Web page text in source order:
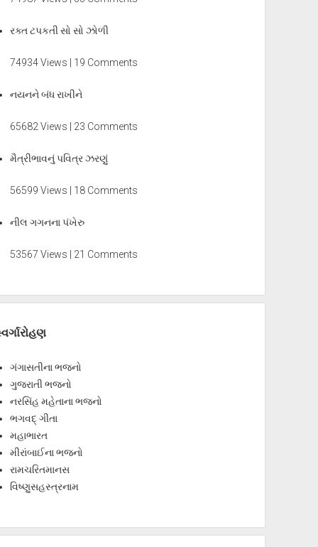
રક્ત ટપકતી સો સો ઝોળી
74934 Views | 19 Comments
નયનને બંધ રાખીને
65682 Views | 23 Comments
મૈત્રીભાવનું પવિત્ર ઝરણું
56599 Views | 18 Comments
નીલ ગગનના પંખેરુ
53567 Views | 21 Comments
ગંગાસતીના ભજનો
ગુજરાતી ભજનો
નરસિંહ મહેતાના ભજનો
ભગવદ્ ગીતા
મહાભારત
મીરાંબાઈના ભજનો
રામચરિતમાનસ
વિષ્ણુસહસ્ત્રનામ